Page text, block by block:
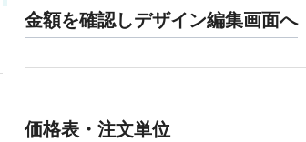
金額を確認しデザイン編集画面へ
価格表・注文単位